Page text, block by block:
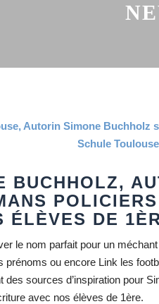
BUCHHOLZ,
ÉLÈVES DE
le nom parfait pour un
prénoms ou encore Link les
des sources d’inspiration pour
avec nos élèves de 1ère.